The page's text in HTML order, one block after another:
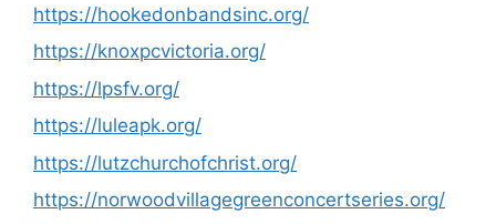
https://hookedonbandsinc.org/
https://knoxpcvictoria.org/
https://lpsfv.org/
https://luleapk.org/
https://lutzchurchofchrist.org/
https://norwoodvillagegreenconcertseries.org/